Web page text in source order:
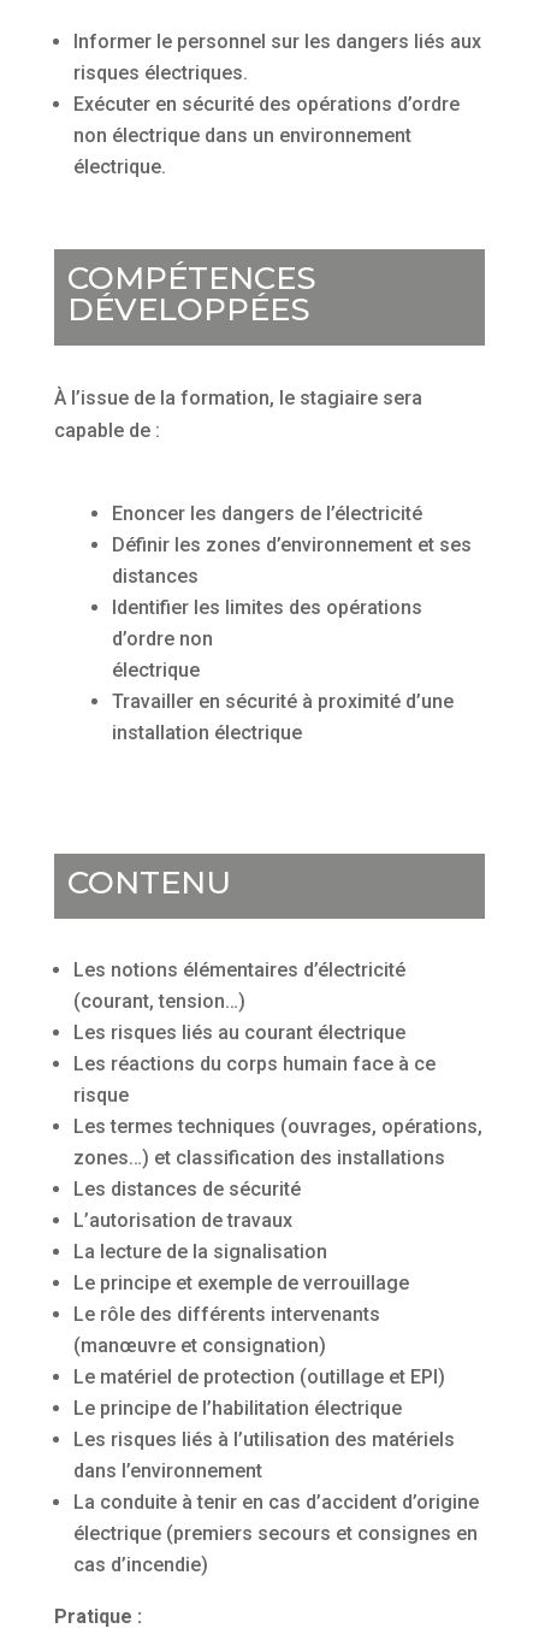
Informer le personnel sur les dangers liés aux
risques électriques.
Exécuter en sécurité des opérations d’ordre
non électrique dans un environnement
électrique.
COMPÉTENCES
DÉVELOPPÉES
Àl’issue de la formation, le stagiaire sera
capable de :
Enoncer les dangers de l’électricité
Définir les zones d’environnement et ses
distances
Identifier les limites des opérations
d’ordre non
électrique
Travailler en sécurité à proximité d’une
installation électrique
CONTENU
Les notions élémentaires d’électricité
(courant, tension…)
Les risques liés au courant électrique
Les réactions du corps humain face à ce
risque
Les termes techniques (ouvrages, opérations,
zones…) et classification des installations
Les distances de sécurité
L’autorisation de travaux
La lecture de la signalisation
Le principe et exemple de verrouillage
Le rôle des différents intervenants
(manœuvre et consignation)
Le matériel de protection (outillage et EPI)
Le principe de l’habilitation électrique
Les risques liés à l’utilisation des matériels
dans l’environnement
La conduite à tenir en cas d’accident d’origine
électrique (premiers secours et consignes en
cas d’incendie)
Pratique :